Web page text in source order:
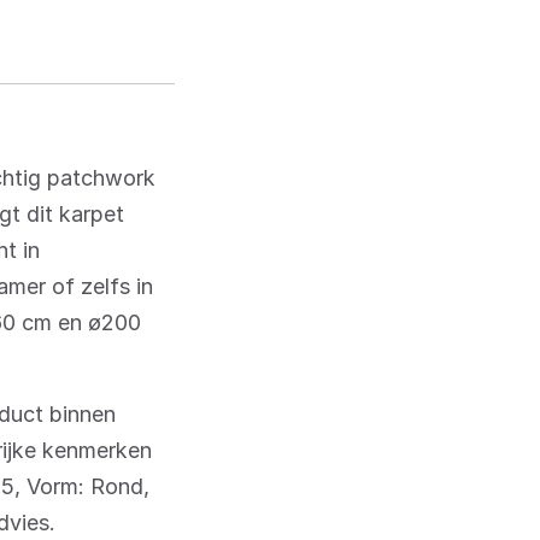
patchwork
dit karpet
in
of zelfs in
cm en ø200
binnen
kenmerken
Vorm: Rond,